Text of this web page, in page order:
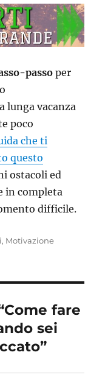
passo per
lunga vacanza
poco
che ti
questo
ostacoli ed
in completa
difficile.
, Motivazione
fare
sei